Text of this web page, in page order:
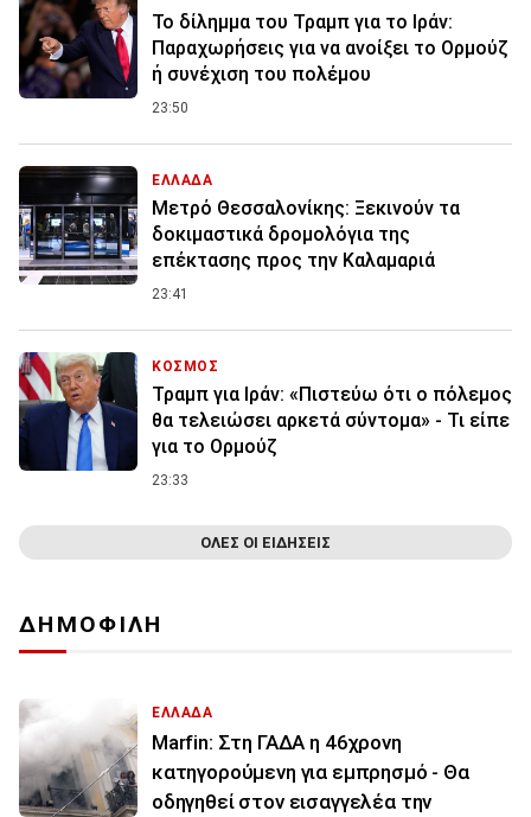
Το δίλημμα του Τραμπ για το Ιράν:
Παραχωρήσεις για να ανοίξει το Ορμούζ
ή συνέχιση του πολέμου
23:50
ΕΛΛΑΔΑ
Μετρό Θεσσαλονίκης: Ξεκινούν τα
δοκιμαστικά δρομολόγια της
επέκτασης προς την Καλαμαριά
23:41
ΚΟΣΜΟΣ
Τραμπ για Ιράν: «Πιστεύω ότι ο πόλεμος
θα τελειώσει αρκετά σύντομα» - Τι είπε
για το Ορμούζ
23:33
ΟΛΕΣ ΟΙ ΕΙΔΗΣΕΙΣ
ΔΗΜΟΦΙΛΗ
ΕΛΛΑΔΑ
Marfin: Στη ΓΑΔΑ η 46χρονη
κατηγορούμενη για εμπρησμό - Θα
οδηγηθεί στον εισαγγελέα την